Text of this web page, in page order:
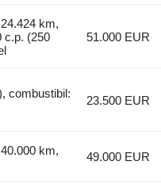
km,
c.p. (250
51.000 EUR
combustibil:
23.500 EUR
km,
49.000 EUR